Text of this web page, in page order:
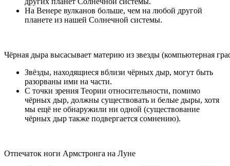
На Венере вулканов больше, чем на любой другой
планете из нашей Солнечной системы.
Чёрная дыра высасывает материю из звезды (компьютерная
Звёзды, находящиеся вблизи чёрных дыр, могут быть
разорваны ими на части.
С точки зрения Теории относительности, помимо
чёрных дыр, должны существовать и белые дыры, хотя
мы ещё не обнаружили ни одной (существование
чёрных дыр также подвергается сомнению).
Отпечаток ноги Армстронга на Луне